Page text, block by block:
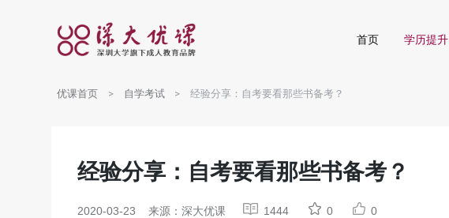
首页 学历提升
优课首页 自学考试 经验分享：自考要看那些书备考？
经验分享：自考要看那些书备考？
2020-03-23 来源：深大优课 1444 0 0